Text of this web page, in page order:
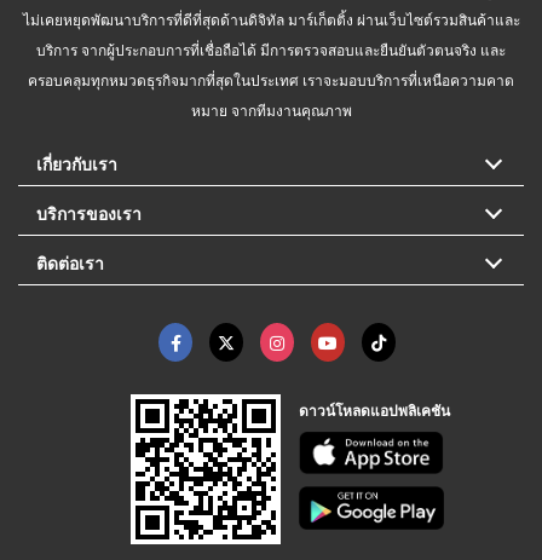
ไม่เคยหยุดพัฒนาบริการที่ดีที่สุดด้านดิจิทัล มาร์เก็ตติ้ง ผ่านเว็บไซต์รวมสินค้าและ
บริการ จากผู้ประกอบการที่เชื่อถือได้ มีการตรวจสอบและยืนยันตัวตนจริง และ
ครอบคลุมทุกหมวดธุรกิจมากที่สุดในประเทศ เราจะมอบบริการที่เหนือความคาด
หมาย จากทีมงานคุณภาพ
เกี่ยวกับเรา
บริการของเรา
ติดต่อเรา
ดาวน์โหลดแอปพลิเคชัน